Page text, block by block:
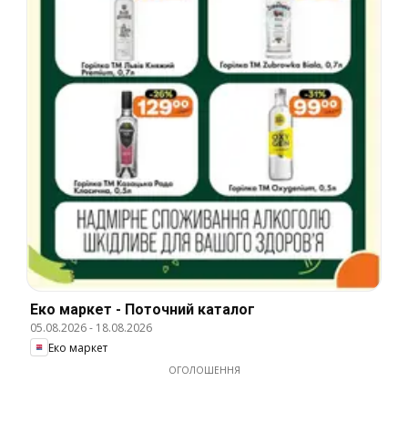
Еко маркет - Поточний каталог
05.08.2026- 18.08.2026
Еко маркет
ОГОЛОШЕННЯ